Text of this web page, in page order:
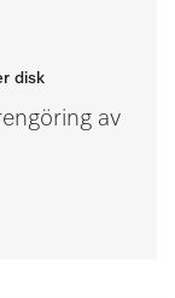
disk
av